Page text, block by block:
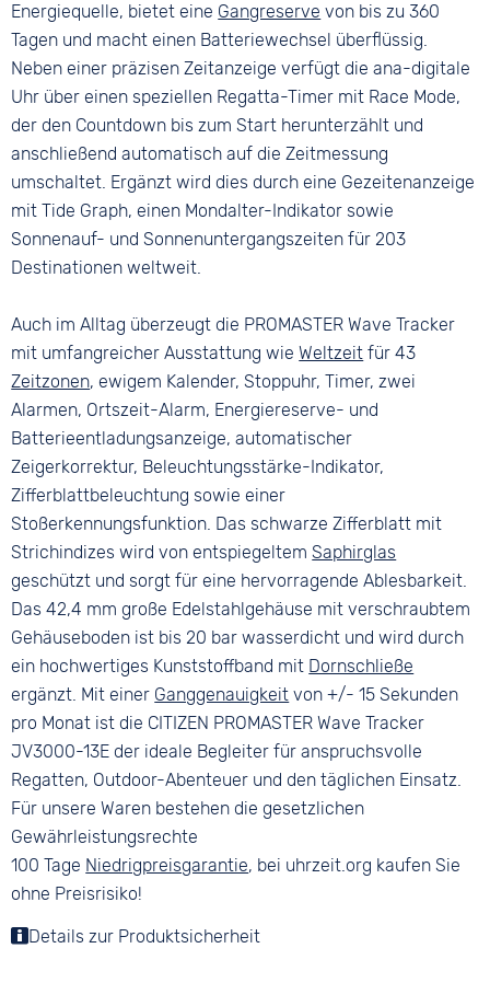
Energiequelle, bietet eine Gangreserve von bis zu 360
Tagen und macht einen Batteriewechsel überflüssig.
Neben einer präzisen Zeitanzeige verfügt die ana-digitale
Uhr über einen speziellen Regatta-Timer mit Race Mode,
der den Countdown bis zum Start herunterzählt und
anschließend automatisch auf die Zeitmessung
umschaltet. Ergänzt wird dies durch eine Gezeitenanzeige
mit Tide Graph, einen Mondalter-Indikator sowie
Sonnenauf- und Sonnenuntergangszeiten für 203
Destinationen weltweit.
Auch im Alltag überzeugt die PROMASTER Wave Tracker
mit umfangreicher Ausstattung wieWeltzeit für 43
Zeitzonen, ewigem Kalender, Stoppuhr, Timer, zwei
Alarmen, Ortszeit-Alarm, Energiereserve- und
Batterieentladungsanzeige, automatischer
Zeigerkorrektur, Beleuchtungsstärke-Indikator,
Zifferblattbeleuchtung sowie einer
Stoßerkennungsfunktion. Das schwarze Zifferblatt mit
Strichindizes wird von entspiegeltemSaphirglas
geschützt und sorgt für eine hervorragende Ablesbarkeit.
Das 42,4 mm große Edelstahlgehäuse mit verschraubtem
Gehäuseboden ist bis 20 bar wasserdicht und wird durch
ein hochwertiges Kunststoffband mit Dornschließe
ergänzt. Mit einer Ganggenauigkeit von +/- 15 Sekunden
pro Monat ist die CITIZEN PROMASTER Wave Tracker
JV3000-13E der ideale Begleiter für anspruchsvolle
Regatten, Outdoor-Abenteuer und den täglichen Einsatz.
Für unsere Waren bestehen die gesetzlichen
Gewährleistungsrechte
100 Tage Niedrigpreisgarantie, bei uhrzeit.org kaufen Sie
ohne Preisrisiko!
Details zur Produktsicherheit